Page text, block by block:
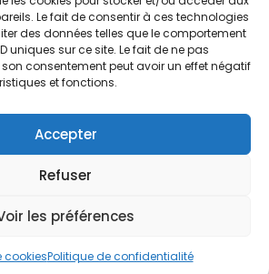
Le fait de consentir à ces technologies
des données telles que le comportement
uniques sur ce site. Le fait de ne pas
consentement peut avoir un effet négatif
et fonctions.
Accepter
Refuser
les préférences
cookiesPolitique de confidentialité
newsletter, vous acceptez la
confidentialité
DROITS RÉSERVÉS |
|PAR 7 SECONDES